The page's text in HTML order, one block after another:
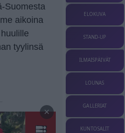
Suomesta
aikoina
tyylinsä
×
ELOKUVA
STAND-UP
ILMAISPÄIVÄT
LOUNAS
GALLERIAT
KUNTOSALIT